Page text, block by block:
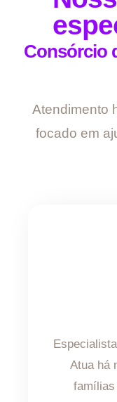
Consórcio
Atendimento
focado em
Atua há
famílias